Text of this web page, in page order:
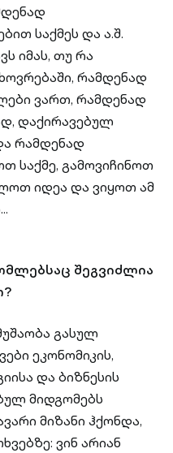
საქმეს და ა.შ.
იმას, თუ რა
რამდენად
ვართ, რამდენად
დაქირავებულ
რამდენად
საქმე, გამოვიჩინოთ
იდეა და ვიყოთ ამ
შეგვიძლია
გასულ
ეკონომიკის,
და ბიზნესის
მიდგომებს
მიზანი ჰქონდა,
ვინ არიან